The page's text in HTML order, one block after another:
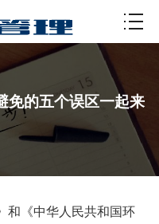
免的五个误区一起来
和《中华人民共和国环